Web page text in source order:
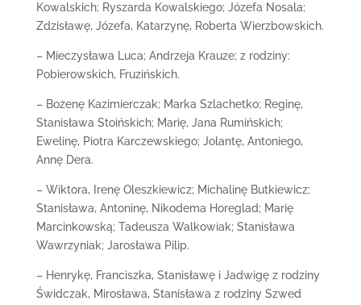
Kowalskich; Ryszarda Kowalskiego; Józefa Nosala;
Zdzisławę, Józefa, Katarzynę, Roberta Wierzbowskich.
– Mieczysława Luca; Andrzeja Krauze; z rodziny:
Pobierowskich, Fruzińskich.
– Bożenę Kazimierczak; Marka Szlachetko; Reginę,
Stanisława Stoińskich; Marię, Jana Rumińskich;
Ewelinę, Piotra Karczewskiego; Jolantę, Antoniego,
Annę Dera.
– Wiktora, Irenę Oleszkiewicz; Michalinę Butkiewicz;
Stanisława, Antoninę, Nikodema Horeglad; Marię
Marcinkowską; Tadeusza Walkowiak; Stanisława
Wawrzyniak; Jarosława Pilip.
– Henrykę, Franciszka, Stanisławę i Jadwigę z rodziny
Świdczak, Mirosława, Stanisława z rodziny Szwed